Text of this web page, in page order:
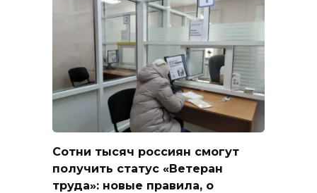
Сотни тысяч россиян смогут
получить статус «Ветеран
труда»: новые правила, о